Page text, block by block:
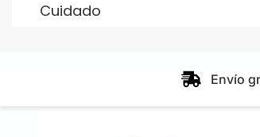
Cuidado
Envío